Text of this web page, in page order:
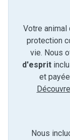
Votre animal
protection
vie. Nous
d'esprit
et
Nous